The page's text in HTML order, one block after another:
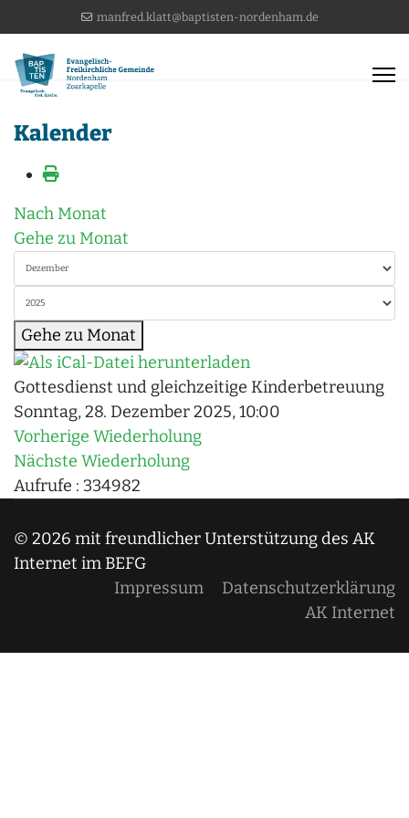
manfred.klatt@baptisten-nordenham.de
Kalender
Nach Monat
Gehe zu Monat
Gehe zu Monat
Gottesdienst und gleichzeitige Kinderbetreuung
Sonntag, 28. Dezember 2025, 10:00
Vorherige Wiederholung
Nächste Wiederholung
Aufrufe : 334982
© 2026 mit freundlicher Unterstützung des AK
Internet im BEFG
Impressum
Datenschutzerklärung
AK Internet